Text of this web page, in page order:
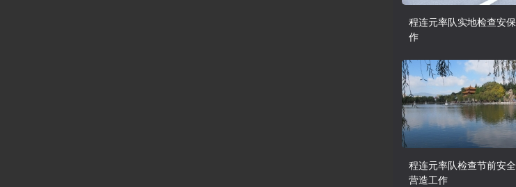
程连元率队实地检查安
作
程连元率队检查节前安
营造工作